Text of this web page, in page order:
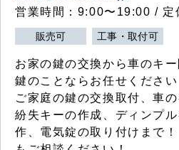
営業時間：9:00〜19:00 / 定
販売可 工事・取付可
お家の鍵の交換から車のキ
鍵のことならお任せください
ご家庭の鍵の交換取付、車
紛失キーの作成、ディンプ
作、電気錠の取り付けまで